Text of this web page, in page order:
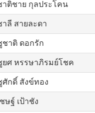
าติชาย กุลประโคน
าลี สายละดา
ชาติ ดอกรัก
ยศ หรรษาภิรมย์โชค
ศักดิ์ สังข์ทอง
ษฐ์ เป้าชัง